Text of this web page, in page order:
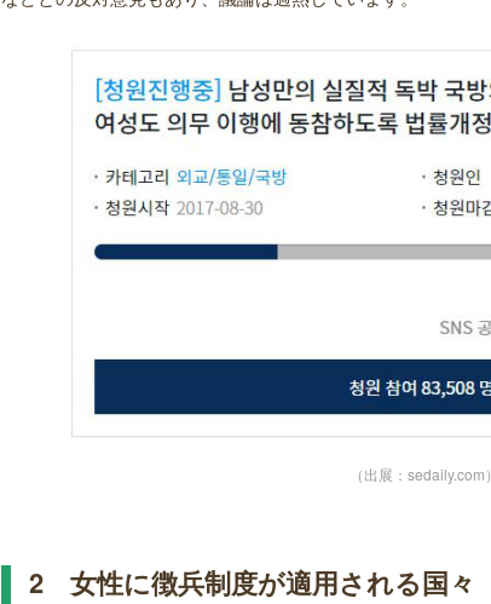
（出展：sedaily.com）
2 女性に徴兵制度が適用される国々